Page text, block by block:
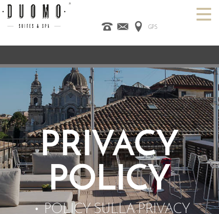
GPS
CAMERE SPA DESIGN HOTEL
CATANIA PROMO CONTATTI
PRIVACY
POLICY
POLICY SULLA PRIVACY